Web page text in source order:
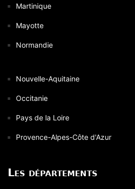
Martinique
Mayotte
Normandie
Nouvelle-Aquitaine
Occitanie
Pays de la Loire
Provence-Alpes-Côte d'Azur
Les départements